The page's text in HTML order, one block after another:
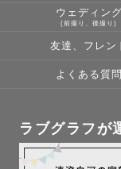
ウェディング
(前撮り、後撮り)
友達、フレン
よくある質問
ラブグラフが